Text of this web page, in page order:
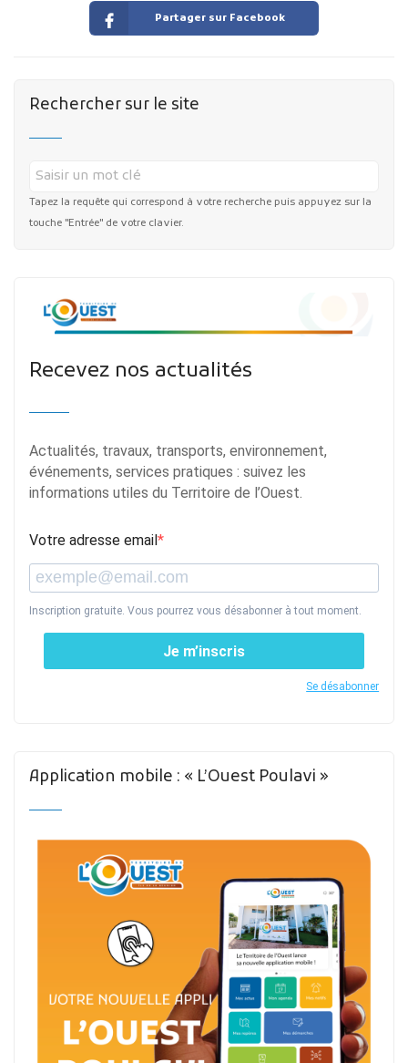
Partager sur Facebook
Rechercher sur le site
Tapez la requête qui correspond à votre recherche puis appuyez sur la
touche "Entrée" de votre clavier.
Recevez nos actualités
Actualités, travaux, transports, environnement,
événements, services pratiques : suivez les
informations utiles du Territoire de l’Ouest.
Votre adresse email
Inscription gratuite. Vous pourrez vous désabonner à tout moment.
Je m’inscris
Se désabonner
Application mobile : « L’Ouest Poulavi »